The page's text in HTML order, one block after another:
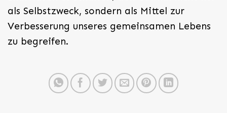
als Selbstzweck, sondern als Mittel zur
Verbesserung unseres gemeinsamen Lebens
zu begreifen.